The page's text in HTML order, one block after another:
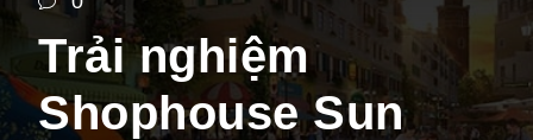
Trải nghiệm
Shophouse Sun